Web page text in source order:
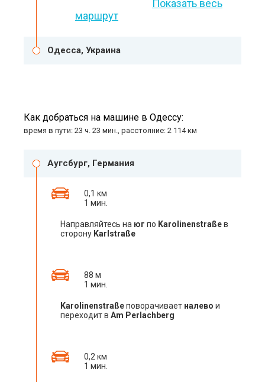
Показать весь
маршрут
Одесса, Украина
Как добраться на машине в Одессу:
время в пути: 23 ч. 23 мин., расстояние: 2 114 км
Аугсбург, Германия
0,1 км
1 мин.
Направляйтесь на юг по Karolinenstraßeв
сторону Karlstraße
88 м
1 мин.
Karolinenstraßeповорачивает налево и
переходит в Am Perlachberg
0,2 км
1 мин.